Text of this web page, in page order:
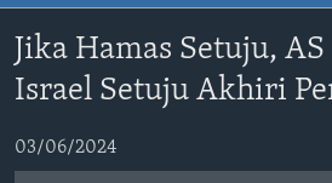
Utama
Lanjut
ke
Utama
POLYGRAPH
DAFTAR PROGRAM
Learning English
Jika Hamas Setuju,
Israel Setuju Akhiri
03/06/2024